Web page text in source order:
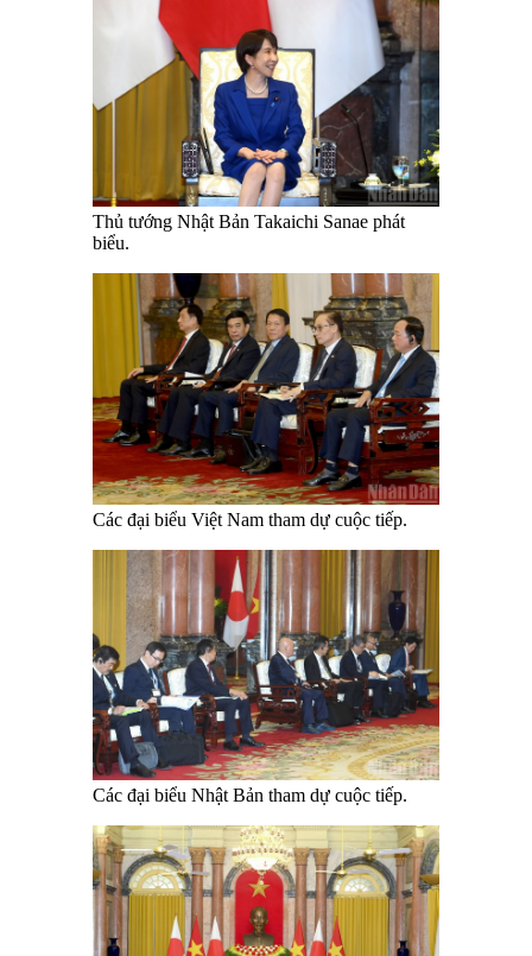
Thủ tướng Nhật Bản Takaichi Sanae phát
biểu.
Các đại biểu Việt Nam tham dự cuộc tiếp.
Các đại biểu Nhật Bản tham dự cuộc tiếp.